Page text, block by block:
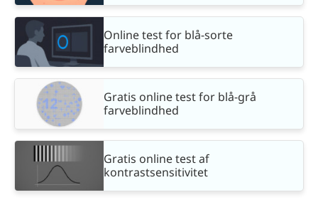
Online test for blå-sorte
farveblindhed
Gratis online test for blå-grå
farveblindhed
Gratis online test af
kontrastsensitivitet